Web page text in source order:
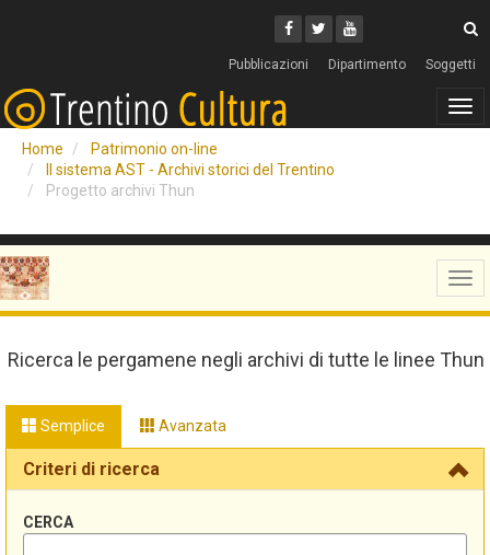
Facebook
Twitter
Youtube
Pubblicazioni Dipartimento Soggetti
Home
Patrimonio on-line
Il sistema AST - Archivi storici del Trentino
Progetto archivi Thun
Ricerca le pergamene negli archivi di tutte le linee Thun
Semplice Avanzata
Criteri di ricerca
CERCA